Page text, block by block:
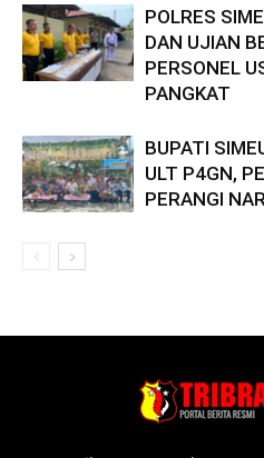
POLRES
DAN UJIAN
PERSONEL
PANGKAT
BUPATI
ULT P4GN,
PERANGI